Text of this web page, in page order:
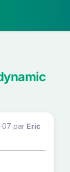
07 par Eric